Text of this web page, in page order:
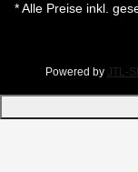
* Alle Preise inkl.
Powered by JTL-